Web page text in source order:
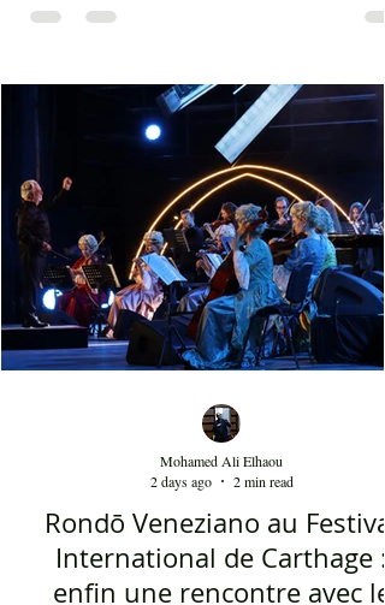
ambiance tunisienne traditionnelle typique
de beauté, ainsi que la foule attirée et entraînée
cette célébration, comprenant notamment les
youyous, les larmes de bonheur et les
applaudissements sincères. "Ya Loumima"
sans doute, à capturer toute l'ambivalence de
moment précieux grâce à une performance
Mohamed Ali Elhaou
2 days ago
2 min read